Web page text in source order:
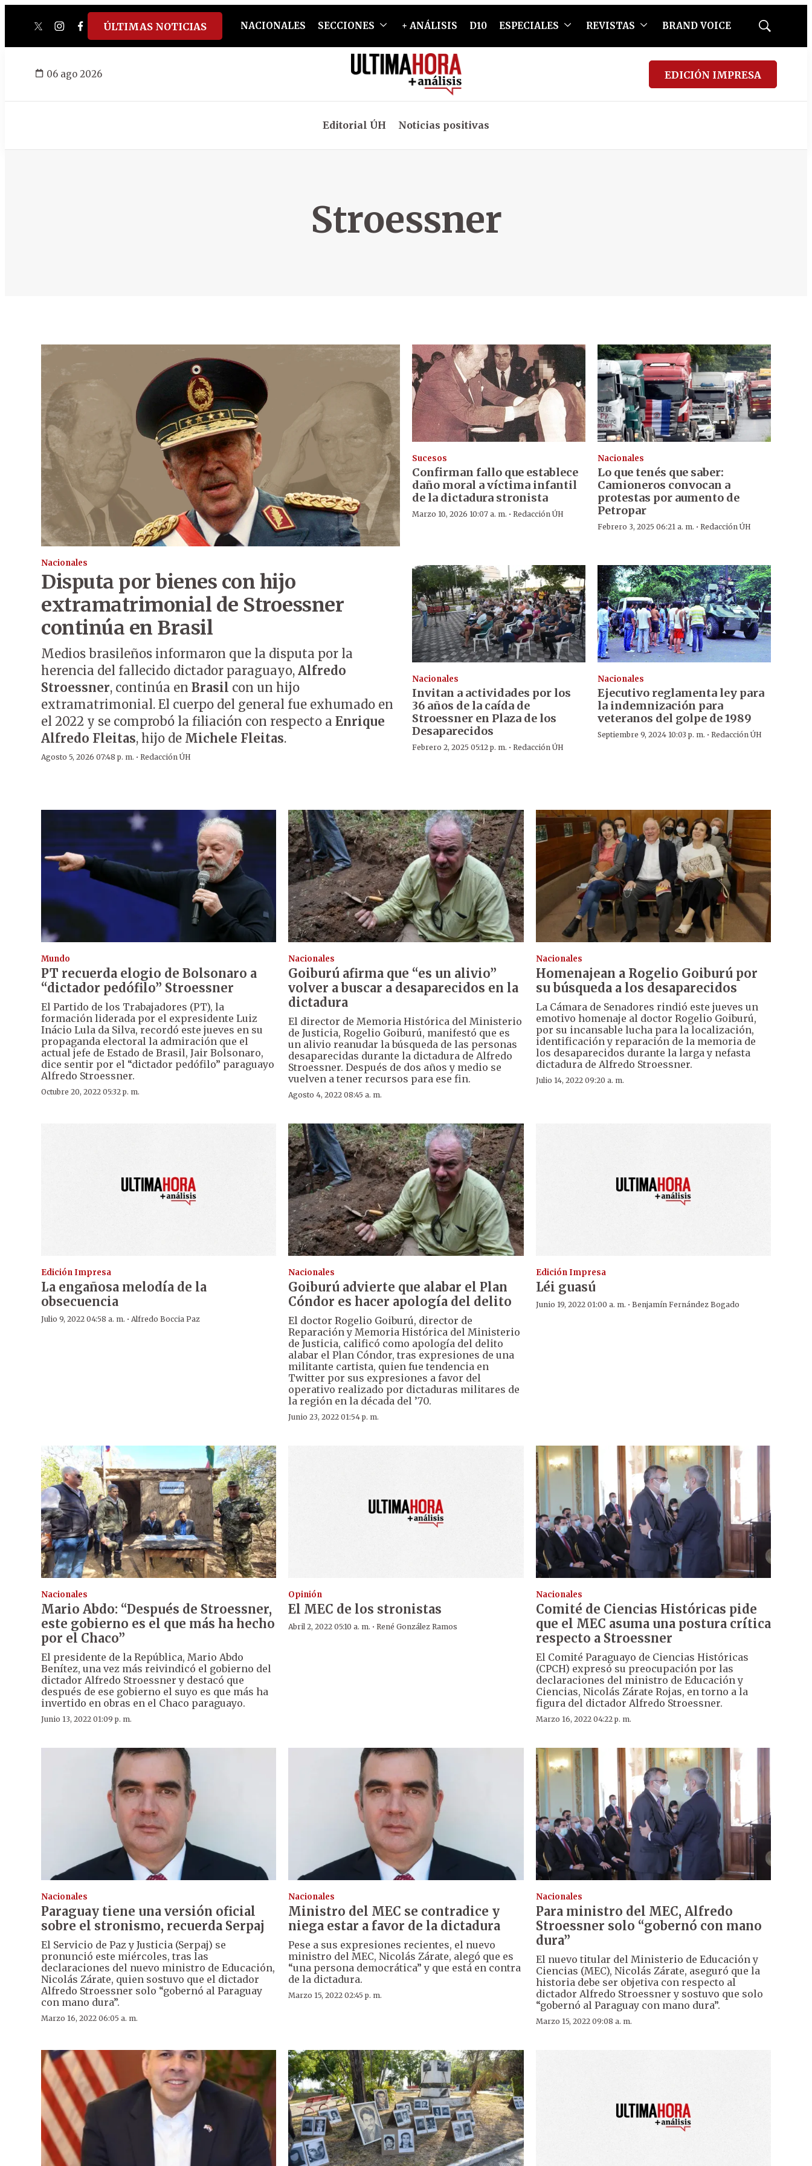
twitterinstagram
facebook
tiktokyoutube
spotify
ÚLTIMAS NOTICIAS NACIONALES SECCIONES + ANÁLISIS D10 ESPECIALES REVISTAS BRAND VOICE
Mostrar
06 ago 2026 EDICIÓN IMPRESA
Editorial ÚH Noticias positivas
Stroessner
Nacionales
Disputa por bienes con hijo
extramatrimonial de Stroessner
continúa en Brasil
Medios brasileños informaron que la disputa por la
herencia del fallecido dictador paraguayo, Alfredo
Stroessner, continúa en Brasil con un hijo
extramatrimonial. El cuerpo del general fue exhumado en
el 2022 y se comprobó la filiación con respecto a Enrique
Alfredo Fleitas, hijo de Michele Fleitas.
Agosto 5, 2026 07:48 p. m. · Redacción ÚH
Sucesos
Confirman fallo que establece
daño moral a víctima infantil
de la dictadura stronista
Marzo 10, 2026 10:07 a. m. · Redacción ÚH
Nacionales
Lo que tenés que saber:
Camioneros convocan a
protestas por aumento de
Petropar
Febrero 3, 2025 06:21 a. m. · Redacción ÚH
Nacionales
Invitan a actividades por los
36 años de la caída de
Stroessner en Plaza de los
Desaparecidos
Febrero 2, 2025 05:12 p. m. · Redacción ÚH
Nacionales
Ejecutivo reglamenta ley para
la indemnización para
veteranos del golpe de 1989
Septiembre 9, 2024 10:03 p. m. · Redacción ÚH
Mundo
PT recuerda elogio de Bolsonaro a
“dictador pedófilo” Stroessner
El Partido de los Trabajadores (PT), la
formación liderada por el expresidente Luiz
Inácio Lula da Silva, recordó este jueves en su
propaganda electoral la admiración que el
actual jefe de Estado de Brasil, Jair Bolsonaro,
dice sentir por el “dictador pedófilo” paraguayo
Alfredo Stroessner.
Octubre 20, 2022 05:32 p. m.
Nacionales
Goiburú afirma que “es un alivio”
volver a buscar a desaparecidos en la
dictadura
El director de Memoria Histórica del Ministerio
de Justicia, Rogelio Goiburú, manifestó que es
un alivio reanudar la búsqueda de las personas
desaparecidas durante la dictadura de Alfredo
Stroessner. Después de dos años y medio se
vuelven a tener recursos para ese fin.
Agosto 4, 2022 08:45 a. m.
Nacionales
Homenajean a Rogelio Goiburú por
su búsqueda a los desaparecidos
La Cámara de Senadores rindió este jueves un
emotivo homenaje al doctor Rogelio Goiburú,
por su incansable lucha para la localización,
identificación y reparación de la memoria de
los desaparecidos durante la larga y nefasta
dictadura de Alfredo Stroessner.
Julio 14, 2022 09:20 a. m.
Edición Impresa
La engañosa melodía de la
obsecuencia
Julio 9, 2022 04:58 a. m. · Alfredo Boccia Paz
Nacionales
Goiburú advierte que alabar el Plan
Cóndor es hacer apología del delito
El doctor Rogelio Goiburú, director de
Reparación y Memoria Histórica del Ministerio
de Justicia, calificó como apología del delito
alabar el Plan Cóndor, tras expresiones de una
militante cartista, quien fue tendencia en
Twitter por sus expresiones a favor del
operativo realizado por dictaduras militares de
la región en la década del ’70.
Junio 23, 2022 01:54 p. m.
Edición Impresa
Léi guasú
Junio 19, 2022 01:00 a. m. · Benjamín Fernández Bogado
Nacionales
Mario Abdo: “Después de Stroessner,
este gobierno es el que más ha hecho
por el Chaco”
El presidente de la República, Mario Abdo
Benítez, una vez más reivindicó el gobierno del
dictador Alfredo Stroessner y destacó que
después de ese gobierno el suyo es que más ha
invertido en obras en el Chaco paraguayo.
Junio 13, 2022 01:09 p. m.
Opinión
El MEC de los stronistas
Abril 2, 2022 05:10 a. m. ·René González Ramos
Nacionales
Comité de Ciencias Históricas pide
que el MEC asuma una postura crítica
respecto a Stroessner
El Comité Paraguayo de Ciencias Históricas
(CPCH) expresó su preocupación por las
declaraciones del ministro de Educación y
Ciencias, Nicolás Zárate Rojas, en torno a la
figura del dictador Alfredo Stroessner.
Marzo 16, 2022 04:22 p. m.
Nacionales
Paraguay tiene una versión oficial
sobre el stronismo, recuerda Serpaj
El Servicio de Paz y Justicia (Serpaj) se
pronunció este miércoles, tras las
declaraciones del nuevo ministro de Educación,
Nicolás Zárate, quien sostuvo que el dictador
Alfredo Stroessner solo “gobernó al Paraguay
con mano dura”.
Marzo 16, 2022 06:05 a. m.
Nacionales
Ministro del MEC se contradice y
niega estar a favor de la dictadura
Pese a sus expresiones recientes, el nuevo
ministro del MEC, Nicolás Zárate, alegó que es
“una persona democrática” y que está en contra
de la dictadura.
Marzo 15, 2022 02:45 p. m.
Nacionales
Para ministro del MEC, Alfredo
Stroessner solo “gobernó con mano
dura”
El nuevo titular del Ministerio de Educación y
Ciencias (MEC), Nicolás Zárate, aseguró que la
historia debe ser objetiva con respecto al
dictador Alfredo Stroessner y sostuvo que solo
“gobernó al Paraguay con mano dura”.
Marzo 15, 2022 09:08 a. m.